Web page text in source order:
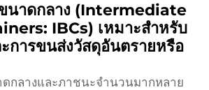
นาดกลาง (Intermediate
IBCs) เหมาะสำหรับ
การขนส่งวัสดุอันตรายหรือ
กลางและภาชนะจำนวนมากหลาย